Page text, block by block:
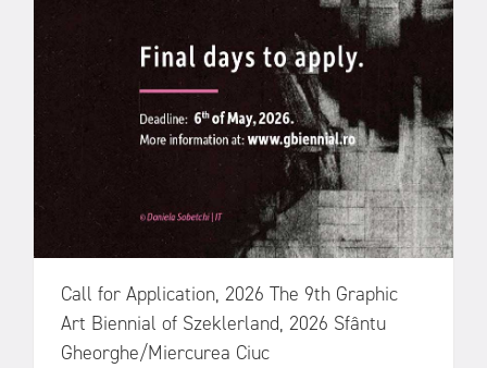
Call for Application, 2026 The 9th Graphic
Art Biennial of Szeklerland, 2026 Sfântu
Gheorghe/Miercurea Ciuc